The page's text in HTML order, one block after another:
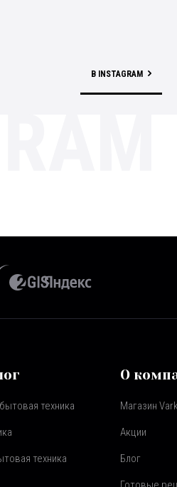
В INSTAGRAM
техника
техника
О
Магазин
Акции
Блог